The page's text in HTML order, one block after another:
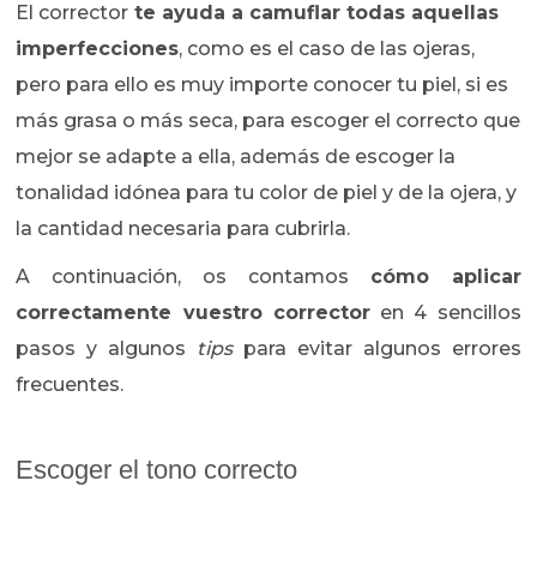
El corrector te ayuda a camuflar todas aquellas
imperfecciones, como es el caso de las ojeras,
pero para ello es muy importe conocer tu piel, si es
más grasa o más seca, para escoger el correcto que
mejor se adapte a ella, además de escoger la
tonalidad idónea para tu color de piel y de la ojera, y
la cantidad necesaria para cubrirla.
A continuación, os contamos cómo aplicar
correctamente vuestro correctoren 4 sencillos
pasos y algunos
tipspara evitar algunos errores
frecuentes.
Escoger el tono correcto